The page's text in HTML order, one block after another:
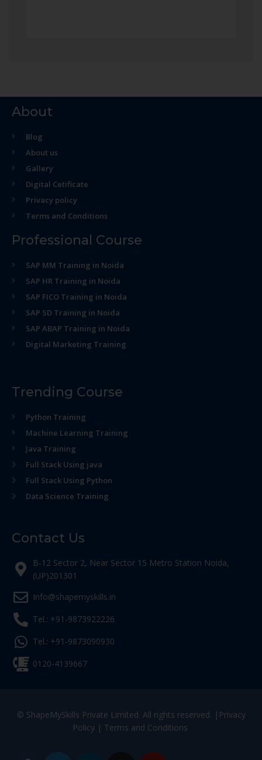
About
Blog
About us
Gallery
Digital Cetificate
Privacy policy
Terms and Conditions
Professional Course
SAP MM Training in Noida
SAP HR Training in Noida
SAP FICO Training in Noida
SAP SD Training in Noida
SAP ABAP Training in Noida
Digital Marketing Training
Trending Course
Python Training
Machine Learning Training
Java Training
Full Stack Using java
Full Stack Using Python
Data Science Training
Contact Us
B-12 Sector 2, Near Sector 15 Metro Station Noida,
(UP)201301
Info@shapemyskills.in
Tel.: +91-9873922226
Tel.: +91-9873090930
0120-4139667
© ShapeMySkills Private Limited. All rights reserved. | Privacy
Policy| Terms and Conditions